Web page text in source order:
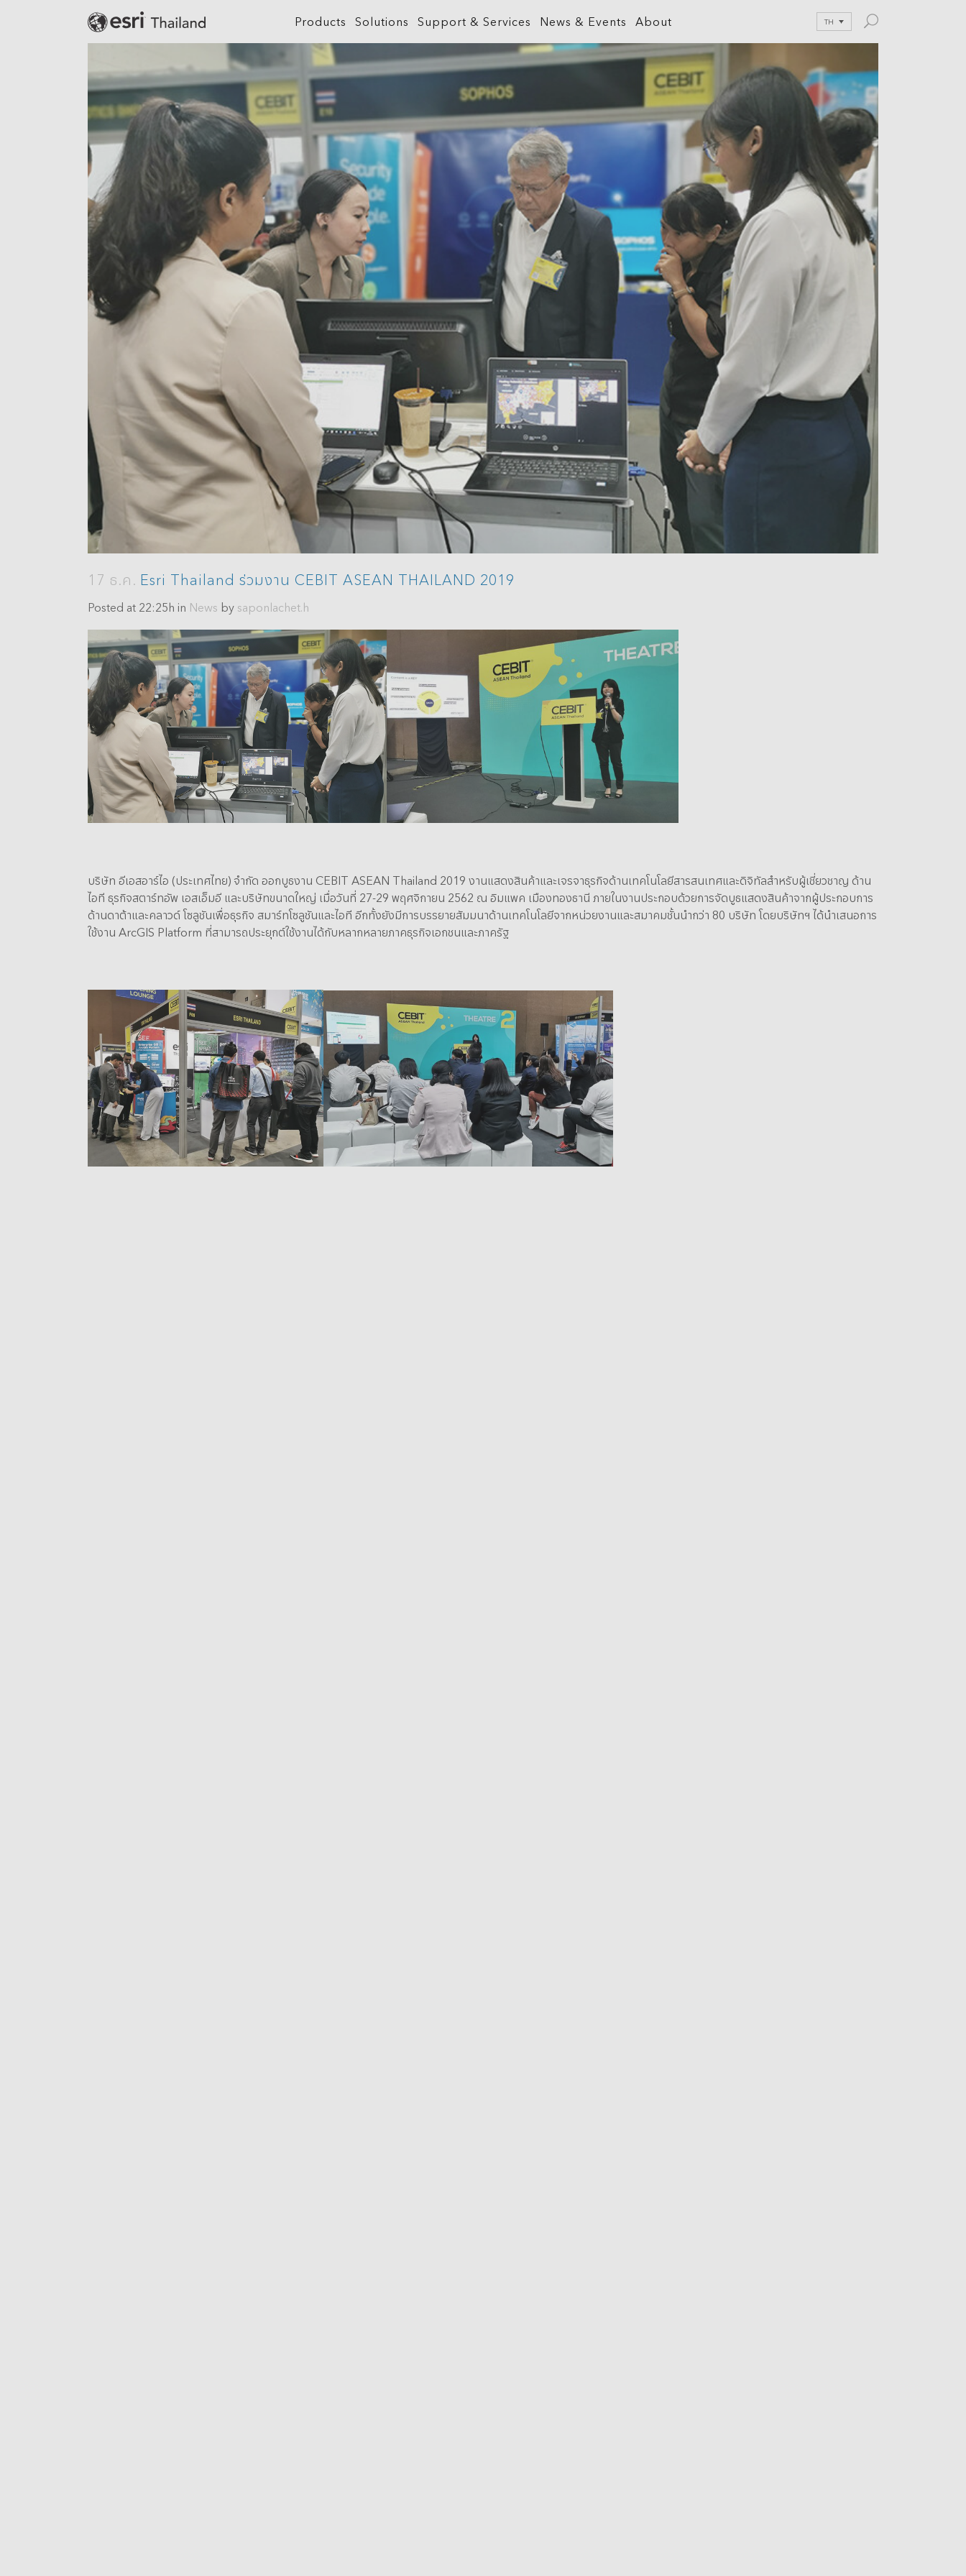
TH
Products
Digital Twin
Location Intelligence
GeoAI
Cloud GIS
Mapping
Field Operations
Spatial & Data Science
Imagery and Remote Sensing
Real-Time Visualization &
Data Management
What is GIS?
About ArcGIS
ArcGIS Online
ArcGIS Pro
ArcGIS Enterprise
ArcGIS Location Platform
ArcGIS Apps
ArcGIS Reality
ArcGIS Business Analyst
ArcGIS Hub
ArcGIS GeoBIM
ArcGIS Urban
ArcGIS Indoors
ArcGIS Mission
Solutions
Agriculture
Architecture, Engineering &
Construction
Banking
Climate Action
Defense
Education
Electric
Government
Health and Human Services
Insurance
Manufacturing
Natural Resources
Public Safety
Smart City
Sustainable Development
Transportation
Telecommunications
Water
Support & Services News & Events About
17 ธ.ค. Esri Thailand ร่วมงาน CEBIT ASEAN THAILAND 2019
Posted at 22:25h in News by saponlachet.h
บริษัท อีเอสอาร์ไอ (ประเทศไทย) จำกัด ออกบูธงาน CEBIT ASEAN Thailand 2019 งานแสดงสินค้าและเจรจาธุรกิจด้านเทคโนโลยีสารสนเทศและดิจิทัลสำหรับผู้เชี่ยวชาญ ด้าน
ไอที ธุรกิจสตาร์ทอัพ เอสเอ็มอี และบริษัทขนาดใหญ่ เมื่อวันที่ 27-29 พฤศจิกายน 2562 ณ อิมแพค เมืองทองธานี ภายในงานประกอบด้วยการจัดบูธแสดงสินค้าจากผู้ประกอบการ
ด้านดาต้าและคลาวด์ โซลูชันเพื่อธุรกิจ สมาร์ทโซลูชันและไอที อีกทั้งยังมีการบรรยายสัมมนาด้านเทคโนโลยีจากหน่วยงานและสมาคมชั้นนำกว่า 80 บริษัท โดยบริษัทฯ ได้นำเสนอการ
ใช้งาน ArcGIS Platform ที่สามารถประยุกต์ใช้งานได้กับหลากหลายภาคธุรกิจเอกชนและภาครัฐ